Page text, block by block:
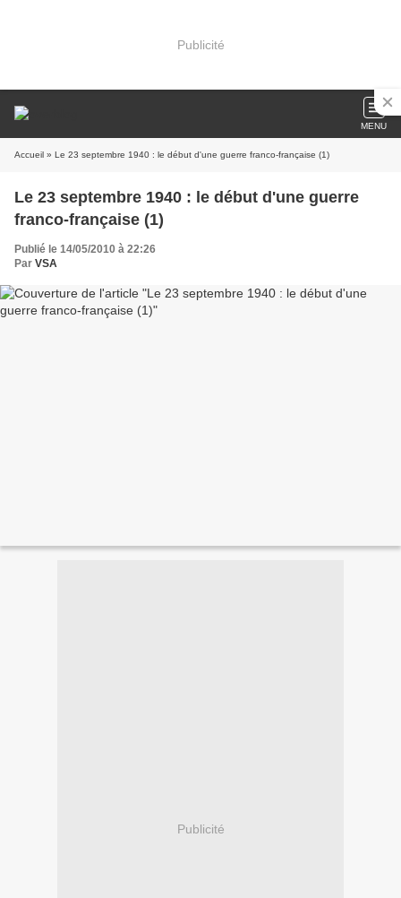
Publicité
MENU
Accueil » Le 23 septembre 1940 : le début d'une guerre franco-française (1)
Le 23 septembre 1940 : le début d'une guerre
franco-française (1)
Publié le 14/05/2010 à 22:26
Par VSA
Publicité